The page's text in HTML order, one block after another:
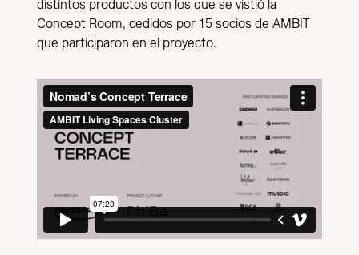
distintos productos con los que se vistió la
Concept Room, cedidos por 15 socios de AMBIT
que participaron en el proyecto.